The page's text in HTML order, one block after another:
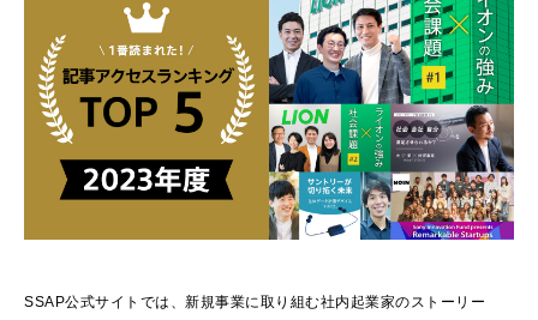
SSAP公式サイトでは、新規事業に取り組む社内起業家のストーリー